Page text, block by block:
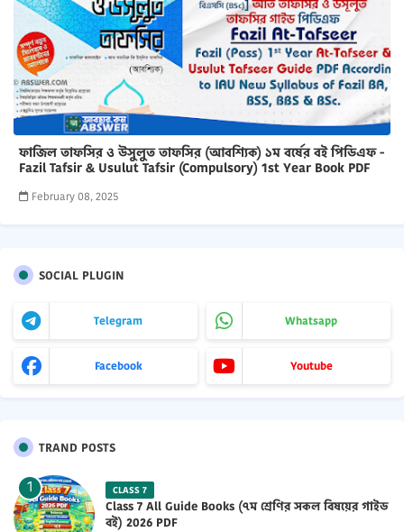
ফাজিল তাফসির ও উসুলুত তাফসির (আবশ্যিক) ১ম বর্ষের বই পিডিএফ -
Fazil Tafsir & Usulut Tafsir (Compulsory) 1st Year Book PDF
February 08, 2025
SOCIAL PLUGIN
Telegram Whatsapp
Facebook Youtube
TRAND POSTS
CLASS 7
Class 7 All Guide Books (৭ম শ্রেণির সকল বিষয়ের গাইড
বই) 2026 PDF